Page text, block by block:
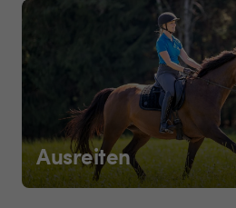
Ausreiten